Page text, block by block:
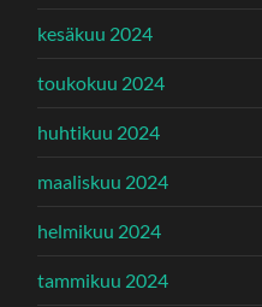
kesäkuu 2024
toukokuu 2024
huhtikuu 2024
maaliskuu 2024
helmikuu 2024
tammikuu 2024